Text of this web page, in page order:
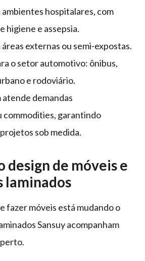
hospitalares, com
higiene e assepsia.
externas ou semi-expostas.
o setor automotivo: ônibus,
e rodoviário.
atende demandas
commodities, garantindo
sob medida.
design de móveis e
laminados
fazer móveis está mudando o
Sansuy acompanham